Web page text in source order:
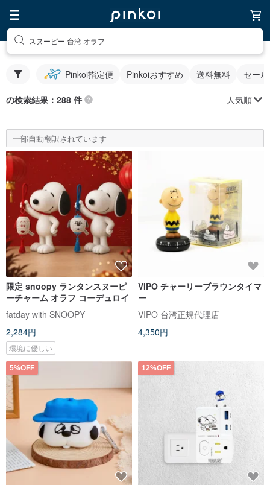
スヌーピー 台湾 オラフ
Pinkoi指定便 Pinkoiおすすめ 送料無料 セー
の検索結果：288 件 人気順
一部自動翻訳されています
限定 snoopy ランタンスヌーピ
ーチャーム オラフ コーデュロイ
fatday with SNOOPY
2,284円
環境に優しい
VIPO チャーリーブラウンタイマ
ー
VIPO 台湾正規代理店
4,350円
5%OFF 12%OFF